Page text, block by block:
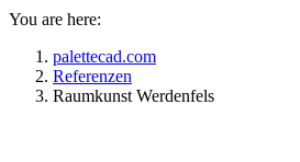
You are here:
palettecad.com
Referenzen
Raumkunst Werdenfels